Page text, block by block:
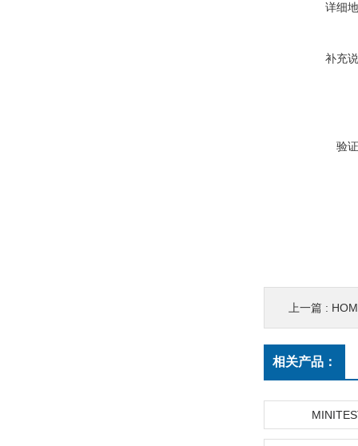
详细
补充
验
上一篇 :
相关产品：